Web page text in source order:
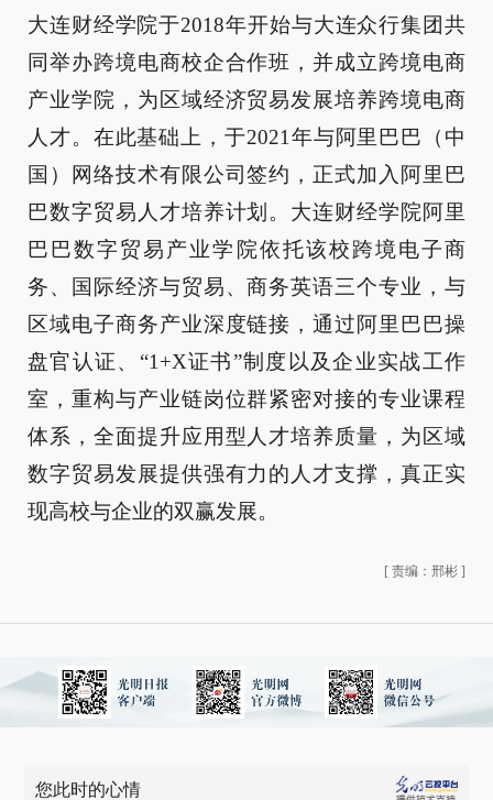
大连财经学院于2018年开始与大连众行集团共
同举办跨境电商校企合作班，并成立跨境电商
产业学院，为区域经济贸易发展培养跨境电商
人才。在此基础上，于2021年与阿里巴巴（中
国）网络技术有限公司签约，正式加入阿里巴
巴数字贸易人才培养计划。大连财经学院阿里
巴巴数字贸易产业学院依托该校跨境电子商
务、国际经济与贸易、商务英语三个专业，与
区域电子商务产业深度链接，通过阿里巴巴操
盘官认证、“1+X证书”制度以及企业实战工作
室，重构与产业链岗位群紧密对接的专业课程
体系，全面提升应用型人才培养质量，为区域
数字贸易发展提供强有力的人才支撑，真正实
现高校与企业的双赢发展。
[ 责编：邢彬 ]
您此时的心情